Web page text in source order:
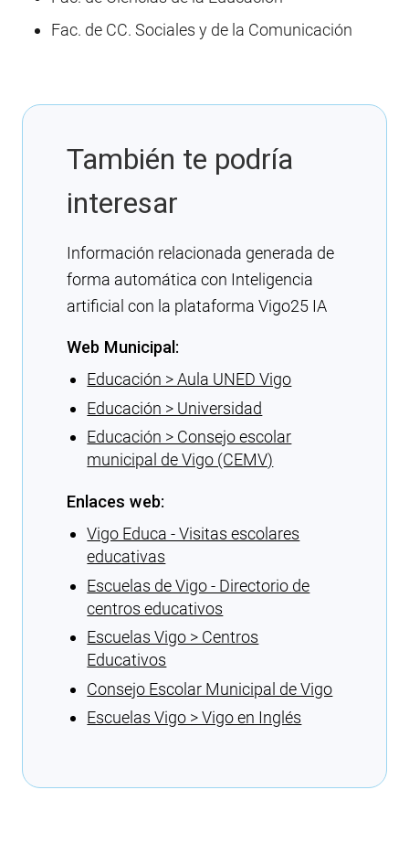
Fac. de CC. Sociales y de la Comunicación
También te podría
interesar
Información relacionada generada de
forma automática con Inteligencia
artificial con la plataforma Vigo25 IA
Web Municipal:
Educación > Aula UNED Vigo
Educación > Universidad
Educación > Consejo escolar
municipal de Vigo (CEMV)
Enlaces web:
Vigo Educa - Visitas escolares
educativas
Escuelas de Vigo - Directorio de
centros educativos
Escuelas Vigo > Centros
Educativos
Consejo Escolar Municipal de Vigo
Escuelas Vigo > Vigo en Inglés